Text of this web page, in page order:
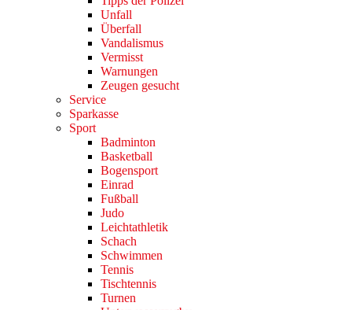
Unfall
Überfall
Vandalismus
Vermisst
Warnungen
Zeugen gesucht
Service
Sparkasse
Sport
Badminton
Basketball
Bogensport
Einrad
Fußball
Judo
Leichtathletik
Schach
Schwimmen
Tennis
Tischtennis
Turnen